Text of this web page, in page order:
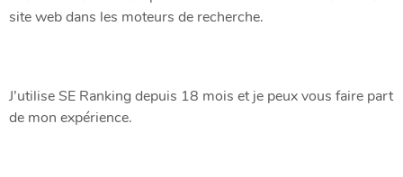
site web dans les moteurs de recherche.
J’utilise SE Ranking depuis 18 mois et je peux vous faire part
de mon expérience.